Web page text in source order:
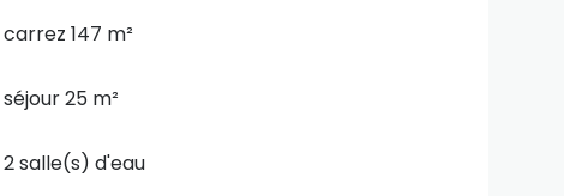
carrez 147 m²
séjour 25 m²
2 salle(s) d'eau